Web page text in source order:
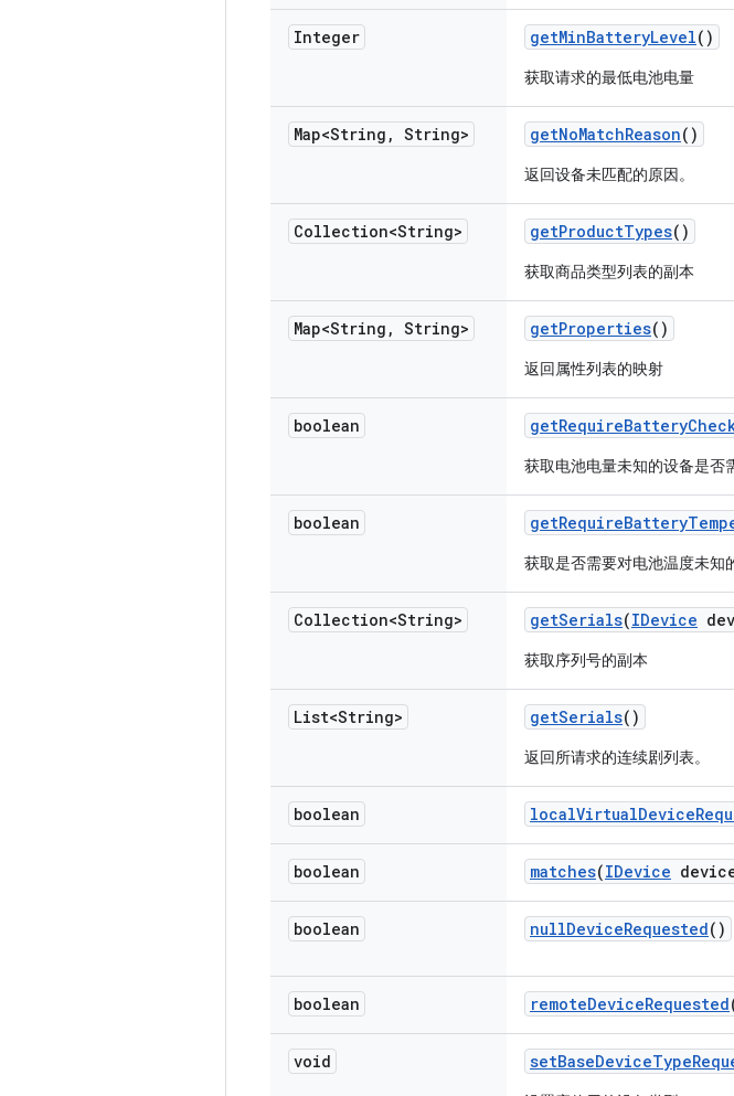
Integer getMinBatteryLevel()
获取请求的最低电池电量
Map<String , String> getNoMatchReason()
返回设备未匹配的原因。
Collection<String> getProductTypes()
获取商品类型列表的副本
Map<String , String> getProperties()
返回属性列表的映射
boolean getRequireBattery
获取电池电量未知的设备是否
boolean getRequireBattery
获取是否需要对电池温度未知
Collection<String> getSerials(IDevice
获取序列号的副本
List<String> getSerials()
返回所请求的连续剧列表。
boolean localVirtualDevice
boolean matches(IDevice
boolean nullDeviceRequested()
boolean remoteDeviceRequested
void setBaseDeviceType